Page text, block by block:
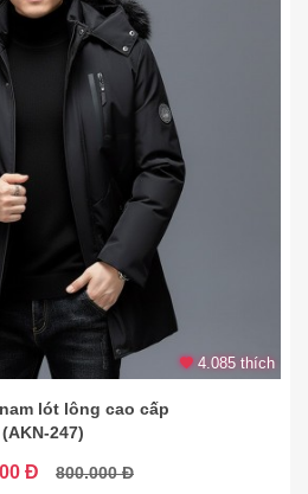
4.085 thích
lót lông cao cấp
(AKN-247)
Đ 800.000 Đ